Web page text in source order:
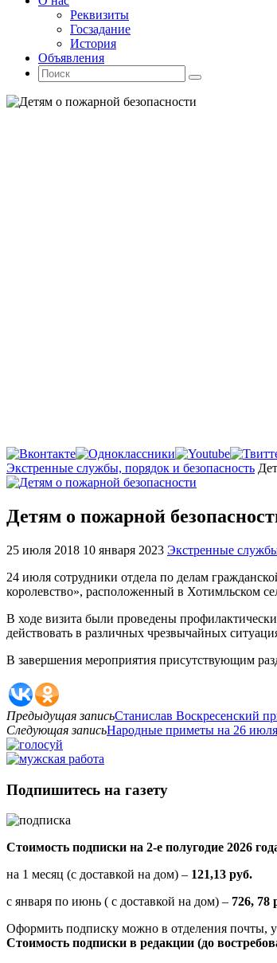
Реквизиты
Госзадание
История
Объявления
Поиск
Искать:
Поиск
Главная
Экстренные службы, порядок и безопасность
Детям о пожарной
25 июля 2018 10 января 2023 Экстренные
24 июля сотрудники отдела по делам
королевство», расположенный в Хотимльском
В ходе визита были проведены
действовать в различных чрезвычайных
В завершения мероприятия присутствующим
Предыдущая записьСтанислав Воскресенский
Следующая записьНародные приметы на 26 июля
Подпишитесь на газету
Стоимость подписки на 2-е полугодие 2026
на 1 месяц (с доставкой на дом) – 121,13 руб.
с января по июнь ( с доставкой на дом) – 726, 78
Оформить подписку можно в отделения почты,
Стоимость подписки в редакции (до